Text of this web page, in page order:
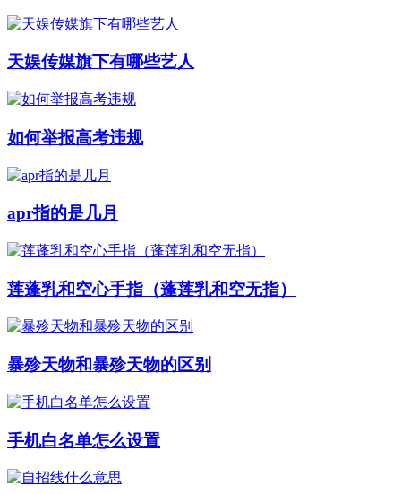
天娱传媒旗下有哪些艺人
如何举报高考违规
apr指的是几月
莲蓬乳和空心手指（蓬莲乳和空无指）
暴殄天物和暴殄天物的区别
手机白名单怎么设置